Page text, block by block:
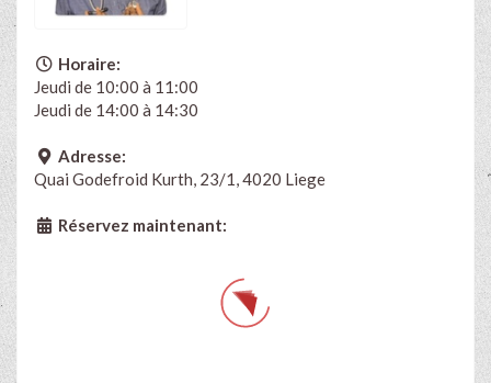
Horaire:
Jeudi de 10:00 à 11:00
Jeudi de 14:00 à 14:30
Adresse:
Quai Godefroid Kurth, 23/1, 4020 Liege
Réservez maintenant: